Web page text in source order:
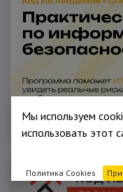
Мы используем
использовать этот
Политика Cookies